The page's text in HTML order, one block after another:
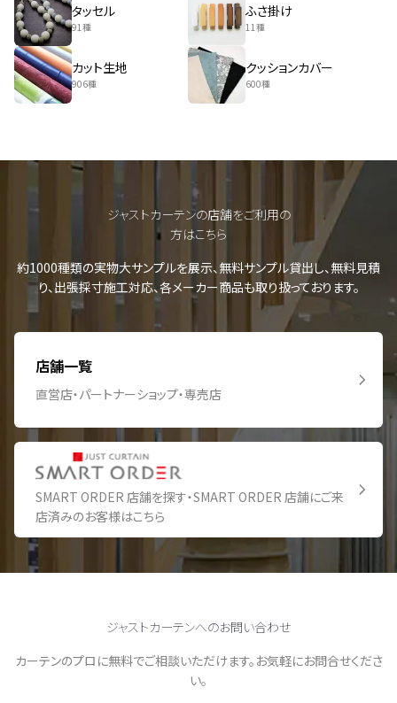
タッセル
91種
ふさ掛け
11種
カット生地
906種
クッションカバー
600種
ジャストカーテンの店舗をご利用の
方はこちら
約1000種類の実物大サンプルを展示、無料サンプル貸出し、無料見積
り、出張採寸施工対応、各メーカー商品も取り扱っております。
店舗一覧
直営店・パートナーショップ・専売店
SMART ORDER 店舗を探す・SMART ORDER 店舗にご来
店済みのお客様はこちら
ジャストカーテンへのお問い合わせ
カーテンのプロに無料でご相談いただけます。お気軽にお問合せくださ
い。